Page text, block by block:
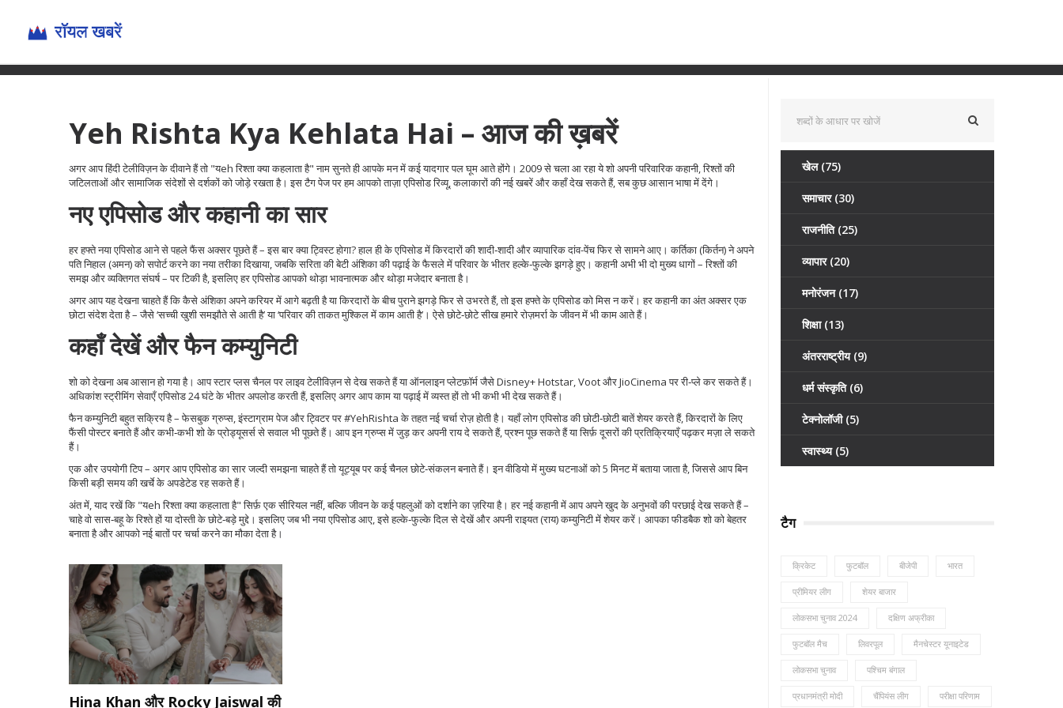
Yeh Rishta Kya Kehlata Hai – आज की ख़बरें
अगर आप हिंदी टेलीविज़न के दीवाने हैं तो "यeh रिश्ता क्या कहलाता है" नाम सुनते ही आपके मन में कई यादगार पल घूम आते होंगे। 2009 से चला आ रहा ये शो अपनी परिवारिक कहानी, रिश्तों की
जटिलताओं और सामाजिक संदेशों से दर्शकों को जोड़े रखता है। इस टैग पेज पर हम आपको ताज़ा एपिसोड रिव्यू, कलाकारों की नई खबरें और कहाँ देख सकते हैं, सब कुछ आसान भाषा में देंगे।
नए एपिसोड और कहानी का सार
हर हफ्ते नया एपिसोड आने से पहले फैंस अक्सर पूछते हैं – इस बार क्या ट्विस्ट होगा? हाल ही के एपिसोड में किरदारों की शादी‑शादी और व्यापारिक दांव-पेंच फिर से सामने आए। कर्तिका (किर्तन) ने अपने
पति निहाल (अमन) को सपोर्ट करने का नया तरीका दिखाया, जबकि सरिता की बेटी अंशिका की पढ़ाई के फैसले में परिवार के भीतर हल्के‑फुल्के झगड़े हुए। कहानी अभी भी दो मुख्य धागों – रिश्तों की
समझ और व्यक्तिगत संघर्ष – पर टिकी है, इसलिए हर एपिसोड आपको थोड़ा भावनात्मक और थोड़ा मजेदार बनाता है।
अगर आप यह देखना चाहते हैं कि कैसे अंशिका अपने करियर में आगे बढ़ती है या किरदारों के बीच पुराने झगड़े फिर से उभरते हैं, तो इस हफ्ते के एपिसोड को मिस न करें। हर कहानी का अंत अक्सर एक
छोटा संदेश देता है – जैसे ‘सच्ची खुशी समझौते से आती है’ या ‘परिवार की ताकत मुश्किल में काम आती है’। ऐसे छोटे‑छोटे सीख हमारे रोज़मर्रा के जीवन में भी काम आते हैं।
कहाँ देखें और फैन कम्युनिटी
शो को देखना अब आसान हो गया है। आप स्टार प्लस चैनल पर लाइव टेलीविज़न से देख सकते हैं या ऑनलाइन प्लेटफ़ॉर्म जैसे Disney+ Hotstar, Voot और JioCinema पर री‑प्ले कर सकते हैं।
अधिकांश स्ट्रीमिंग सेवाएँ एपिसोड 24 घंटे के भीतर अपलोड करती हैं, इसलिए अगर आप काम या पढ़ाई में व्यस्त हों तो भी कभी भी देख सकते हैं।
फैन कम्युनिटी बहुत सक्रिय है – फेसबुक ग्रुप्स, इंस्टाग्राम पेज और ट्विटर पर #YehRishta के तहत नई चर्चा रोज़ होती है। यहाँ लोग एपिसोड की छोटी‑छोटी बातें शेयर करते हैं, किरदारों के लिए
फैंसी पोस्टर बनाते हैं और कभी‑कभी शो के प्रोड्यूसर्स से सवाल भी पूछते हैं। आप इन ग्रुप्स में जुड़ कर अपनी राय दे सकते हैं, प्रश्न पूछ सकते हैं या सिर्फ़ दूसरों की प्रतिक्रियाएँ पढ़कर मज़ा ले सकते
हैं।
एक और उपयोगी टिप – अगर आप एपिसोड का सार जल्दी समझना चाहते हैं तो यूट्यूब पर कई चैनल छोटे‑संकलन बनाते हैं। इन वीडियो में मुख्य घटनाओं को 5 मिनट में बताया जाता है, जिससे आप बिन
किसी बड़ी समय की खर्चे के अपडेटेड रह सकते हैं।
अंत में, याद रखें कि "यeh रिश्ता क्या कहलाता है" सिर्फ़ एक सीरियल नहीं, बल्कि जीवन के कई पहलुओं को दर्शाने का ज़रिया है। हर नई कहानी में आप अपने खुद के अनुभवों की परछाई देख सकते हैं –
चाहे वो सास‑बहू के रिश्ते हों या दोस्ती के छोटे‑बड़े मुद्दे। इसलिए जब भी नया एपिसोड आए, इसे हल्के‑फुल्के दिल से देखें और अपनी राइयत (राय) कम्युनिटी में शेयर करें। आपका फीडबैक शो को बेहतर
बनाता है और आपको नई बातों पर चर्चा करने का मौका देता है।
Hina Khan और Rocky Jaiswal की
खेल (75)
समाचार (30)
राजनीति (25)
व्यापार (20)
मनोरंजन (17)
शिक्षा (13)
अंतरराष्ट्रीय (9)
धर्म संस्कृति (6)
टेक्नोलॉजी (5)
स्वास्थ्य (5)
टैग
क्रिकेट फुटबॉल बीजेपी भारत
प्रीमियर लीग शेयर बाजार
लोकसभा चुनाव 2024 दक्षिण अफ्रीका
फुटबॉल मैच लिवरपूल मैनचेस्टर यूनाइटेड
लोकसभा चुनाव पश्चिम बंगाल
प्रधानमंत्री मोदी चैंपियंस लीग परीक्षा परिणाम